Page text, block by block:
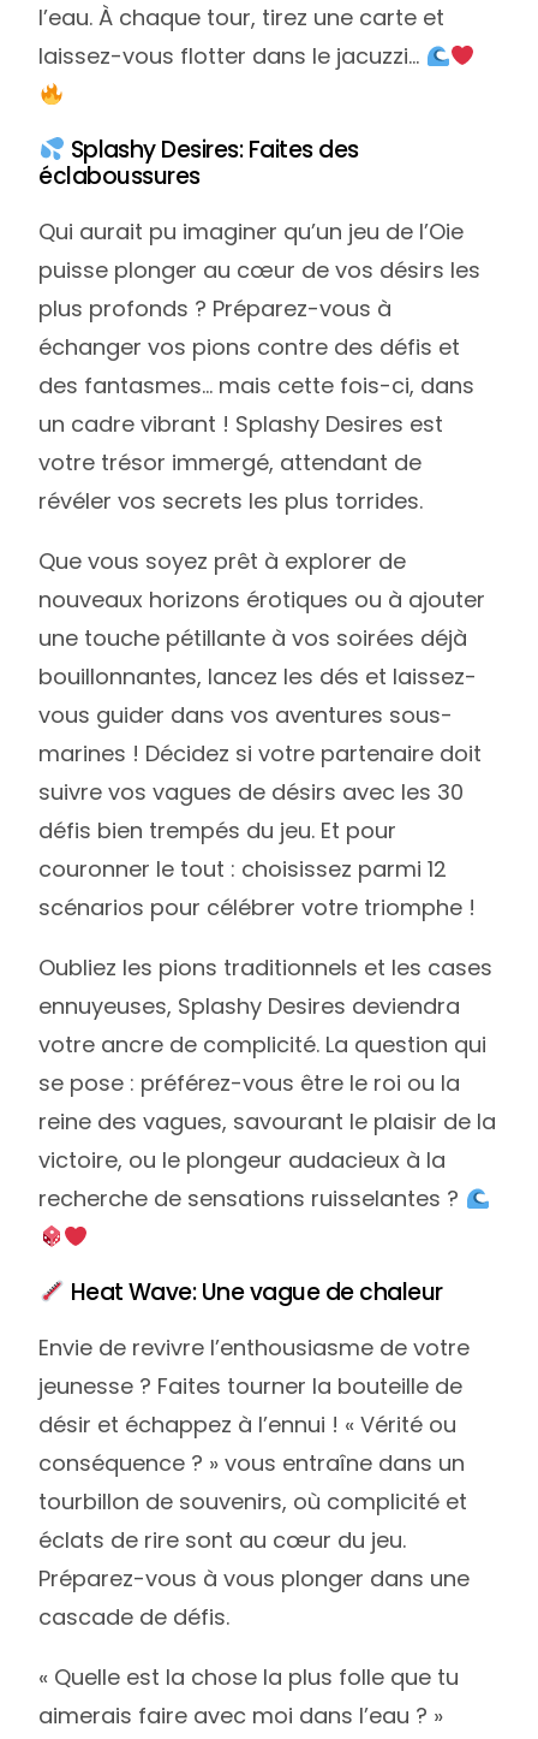
l’eau. À chaque tour, tirez une carte et
laissez-vous flotter dans le jacuzzi…
Splashy Desires: Faites des
éclaboussures
Qui aurait pu imaginer qu’un jeu de l’Oie
puisse plonger au cœur de vos désirs les
plus profonds ? Préparez-vous à
échanger vos pions contre des défis et
des fantasmes… mais cette fois-ci, dans
un cadre vibrant ! Splashy Desires est
votre trésor immergé, attendant de
révéler vos secrets les plus torrides.
Que vous soyez prêt à explorer de
nouveaux horizons érotiques ou à ajouter
une touche pétillante à vos soirées déjà
bouillonnantes, lancez les dés et laissez-
vous guider dans vos aventures sous-
marines ! Décidez si votre partenaire doit
suivre vos vagues de désirs avec les 30
défis bien trempés du jeu. Et pour
couronner le tout : choisissez parmi 12
scénarios pour célébrer votre triomphe !
Oubliez les pions traditionnels et les cases
ennuyeuses, Splashy Desires deviendra
votre ancre de complicité. La question qui
se pose : préférez-vous être le roi ou la
reine des vagues, savourant le plaisir de la
victoire, ou le plongeur audacieux à la
recherche de sensations ruisselantes ?
Heat Wave: Une vague de chaleur
Envie de revivre l’enthousiasme de votre
jeunesse ? Faites tourner la bouteille de
désir et échappez à l’ennui ! « Vérité ou
conséquence ? » vous entraîne dans un
tourbillon de souvenirs, où complicité et
éclats de rire sont au cœur du jeu.
Préparez-vous à vous plonger dans une
cascade de défis.
« Quelle est la chose la plus folle que tu
aimerais faire avec moi dans l’eau ? »